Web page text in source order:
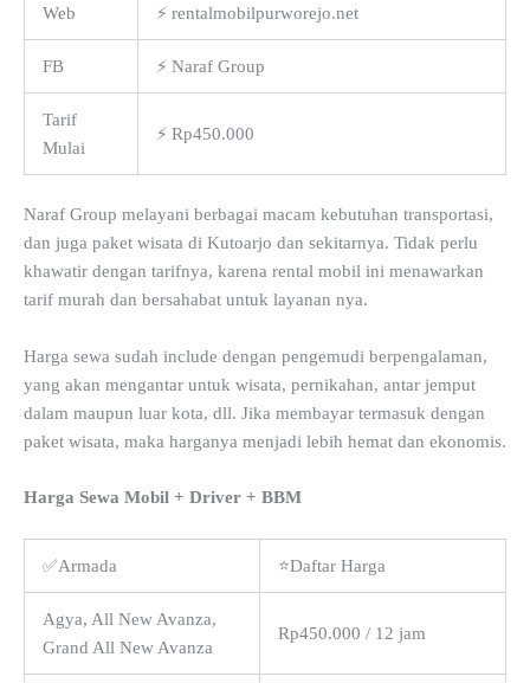
Web ⚡ rentalmobilpurworejo.net
FB ⚡ Naraf Group
Tarif
Mulai
⚡ Rp450.000
Naraf Group melayani berbagai macam kebutuhan transportasi,
dan juga paket wisata di Kutoarjo dan sekitarnya. Tidak perlu
khawatir dengan tarifnya, karena rental mobil ini menawarkan
tarif murah dan bersahabat untuk layanan nya.
Harga sewa sudah include dengan pengemudi berpengalaman,
yang akan mengantar untuk wisata, pernikahan, antar jemput
dalam maupun luar kota, dll. Jika membayar termasuk dengan
paket wisata, maka harganya menjadi lebih hemat dan ekonomis.
Harga Sewa Mobil + Driver + BBM
✅Armada ⭐Daftar Harga
Agya, All New Avanza,
Grand All New Avanza
Rp450.000 / 12 jam